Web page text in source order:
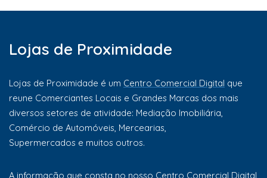
Lojas de Proximidade
Lojas de Proximidade é um Centro Comercial Digital que
reune Comerciantes Locais e Grandes Marcas dos mais
diversos setores de atividade: Mediação Imobiliária,
Comércio de Automóveis, Mercearias,
Supermercados e muitos outros.
A informação que consta no nosso Centro Comercial Digital